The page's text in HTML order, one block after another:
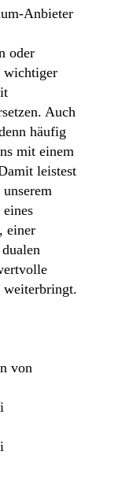
Anbieter
oder
wichtiger
Auch
häufig
mit einem
leistest
einer
von